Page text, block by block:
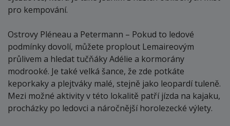
pro kempování.
Ostrovy Pléneau a Petermann – Pokud to ledové
podmínky dovolí, můžete proplout Lemaireovým
průlivem a hledat tučňáky Adélie a kormorány
modrooké. Je také velká šance, že zde potkáte
keporkaky a plejtváky malé, stejně jako leopardí tuleně.
Mezi možné aktivity v této lokalitě patří jízda na kajaku,
procházky po ledovci a náročnější horolezecké výlety.